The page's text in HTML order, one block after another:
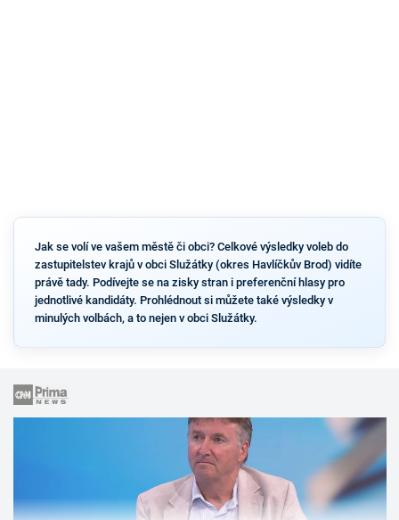
Jak se volí ve vašem městě či obci? Celkové výsledky voleb do
zastupitelstev krajů v obci Služátky (okres Havlíčkův Brod) vidíte
právě tady. Podívejte se na zisky stran i preferenční hlasy pro
jednotlivé kandidáty. Prohlédnout si můžete také výsledky v
minulých volbách, a to nejen v obci Služátky.